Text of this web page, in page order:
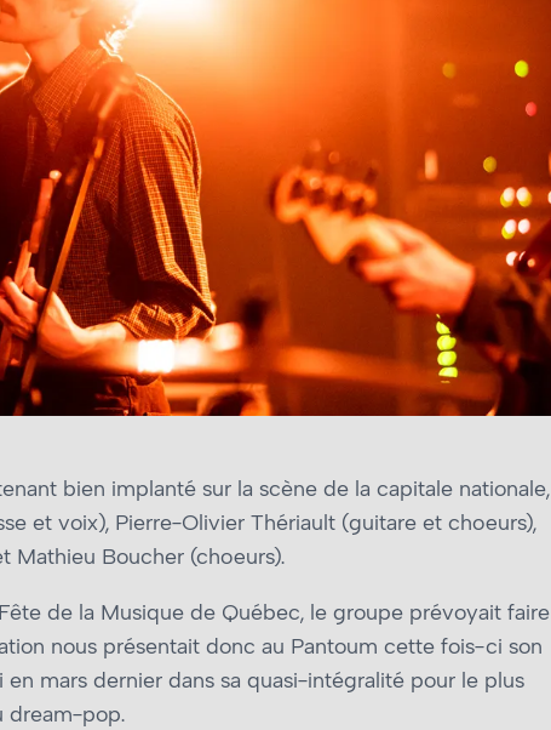
bien implanté sur la scène de la capitale nationale,
et voix), Pierre-Olivier Thériault (guitare et chœurs),
Mathieu Boucher (chœurs).
de la Musique de Québec, le groupe prévoyait faire
nous présentait donc au Pantoum cette fois-ci son
mars dernier dans sa quasi-intégralité pour le plus
dream-pop.